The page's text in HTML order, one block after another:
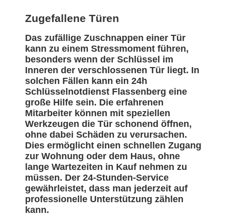
Zugefallene Türen
Das zufällige Zuschnappen einer Tür
kann zu einem Stressmoment führen,
besonders wenn der Schlüssel im
Inneren der verschlossenen Tür liegt. In
solchen Fällen kann ein 24h
Schlüsselnotdienst Flassenberg eine
große Hilfe sein. Die erfahrenen
Mitarbeiter können mit speziellen
Werkzeugen die Tür schonend öffnen,
ohne dabei Schäden zu verursachen.
Dies ermöglicht einen schnellen Zugang
zur Wohnung oder dem Haus, ohne
lange Wartezeiten in Kauf nehmen zu
müssen. Der 24-Stunden-Service
gewährleistet, dass man jederzeit auf
professionelle Unterstützung zählen
kann.